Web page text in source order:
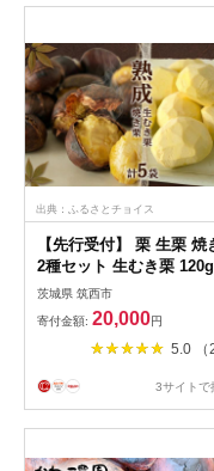
出典：ふるさとチョイス
【先行受付】 栗 生栗 焼
2種セット 生むき栗
袋 焼き栗 200g × 2袋 完熟栗
くり クリ 和栗 わぐり ま
マロン 栗ご飯 栗きんとん
でぐり 贈答 贈答用 ギフ
旬 秋の味覚 冬 正月 お
茨城県 筑西市
寄付金額: 20,000円
5.0 （
3サイトで